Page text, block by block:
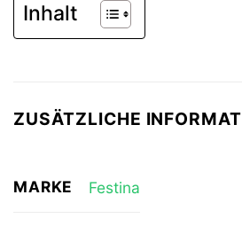
Inhalt
ZUSÄTZLICHE
MARKE Festina